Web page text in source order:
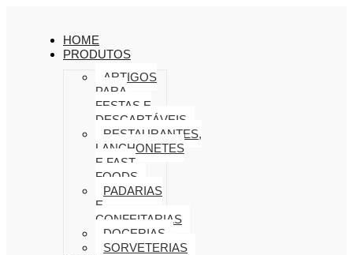
HOME
PRODUTOS
ARTIGOS
PARA
FESTAS E
DESCARTÁVEIS
RESTAURANTES,
LANCHONETES
E FAST
FOODS
PADARIAS
E
CONFEITARIAS
DOCERIAS
SORVETERIAS